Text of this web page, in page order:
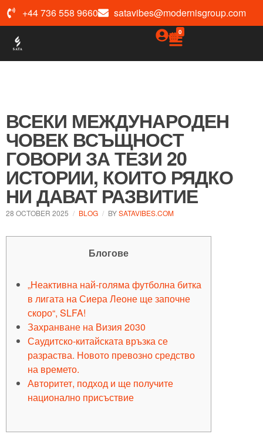
+44 736 558 9660 satavibes@modernisgroup.com
0
ВСЕКИ МЕЖДУНАРОДЕН
ЧОВЕК ВСЪЩНОСТ
ГОВОРИ ЗА ТЕЗИ 20
ИСТОРИИ, КОИТО РЯДКО
НИ ДАВАТ РАЗВИТИЕ
28 OCTOBER 2025 BLOG BYSATAVIBES.COM
Блогове
„Неактивна най-голяма футболна битка
в лигата на Сиера Леоне ще започне
скоро“, SLFA!
Захранване на Визия 2030
Саудитско-китайската връзка се
разраства. Новото превозно средство
на времето.
Авторитет, подход и ще получите
национално присъствие